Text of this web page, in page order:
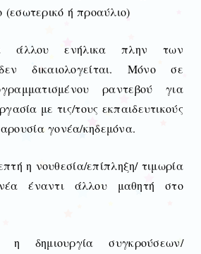
(εσωτερικό ή προαύλιο)
άλλου ενήλικα πλην των
δικαιολογείται. Μόνο σε
ραντεβού για
με τις/τους εκπαιδευτικούς
γονέα/κηδεμόνα.
η νουθεσία/επίπληξη/ τιμωρία
έναντι άλλου μαθητή στο
η δημιουργία συγκρούσεων/